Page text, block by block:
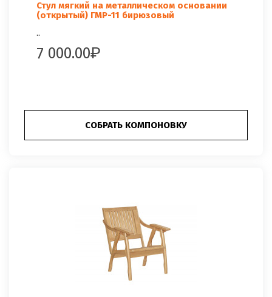
Стул мягкий на металлическом основании
(открытый) ГМР-11 бирюзовый
..
7 000.00
СОБРАТЬ КОМПОНОВКУ